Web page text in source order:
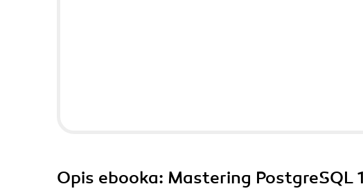
Opis ebooka: Mastering PostgreSQL